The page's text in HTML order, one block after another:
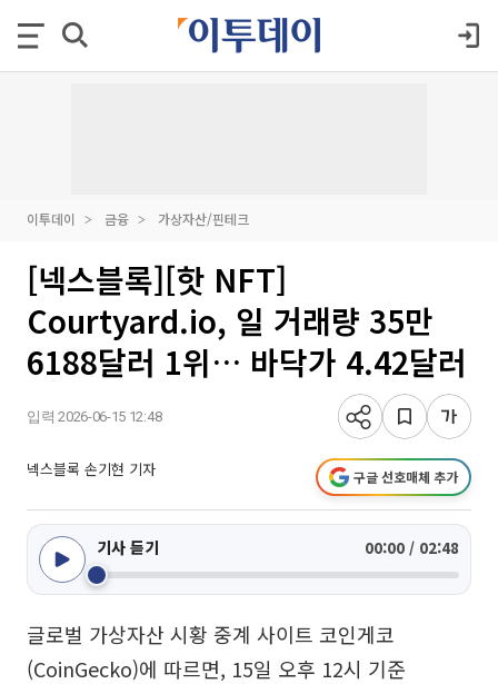
이투데이 금융 가상자산/핀테크
[넥스블록][핫 NFT]
Courtyard.io, 일 거래량 35만
6188달러 1위… 바닥가 4.42달러
입력 2026-06-15 12:48
넥스블록 손기현 기자 구글 선호매체 추가
기사 듣기 00:00 / 02:48
글로벌 가상자산 시황 중계 사이트 코인게코
(CoinGecko)에 따르면, 15일 오후 12시 기준